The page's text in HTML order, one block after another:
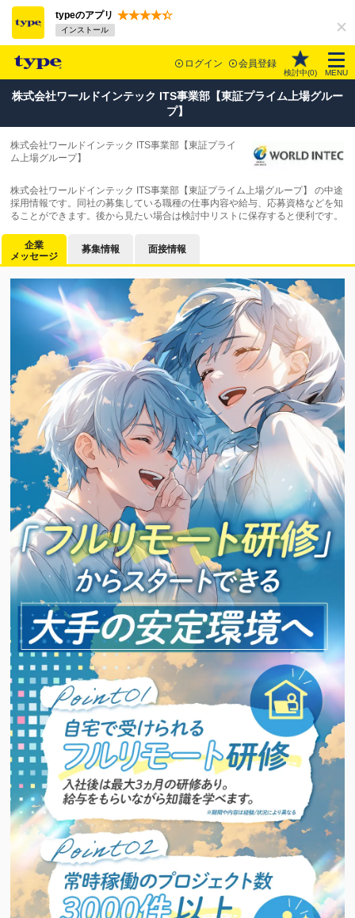
typeのアプリ
インストール
ログイン 会員登録
検討中(0) MENU
株式会社ワールドインテック ITS事業部【東証プライム上場グルー
プ】
株式会社ワールドインテック ITS事業部【東証プライ
ム上場グループ】
株式会社ワールドインテック ITS事業部【東証プライム上場グループ】 の中途
採用情報です。同社の募集している職種の仕事内容や給与、応募資格などを知
ることができます。後から見たい場合は検討中リストに保存すると便利です。
企業
メッセージ
募集情報 面接情報